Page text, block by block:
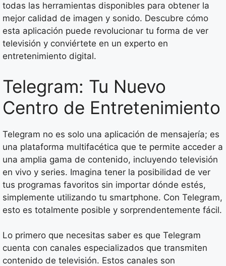
todas las herramientas disponibles para obtener la
mejor calidad de imagen y sonido. Descubre cómo
esta aplicación puede revolucionar tu forma de ver
televisión y conviértete en un experto en
entretenimiento digital.
Telegram: Tu Nuevo
Centro de Entretenimiento
Telegram no es solo una aplicación de mensajería; es
una plataforma multifacética que te permite acceder a
una amplia gama de contenido, incluyendo televisión
en vivo y series. Imagina tener la posibilidad de ver
tus programas favoritos sin importar dónde estés,
simplemente utilizando tu smartphone. Con Telegram,
esto es totalmente posible y sorprendentemente fácil.
Lo primero que necesitas saber es que Telegram
cuenta con canales especializados que transmiten
contenido de televisión. Estos canales son